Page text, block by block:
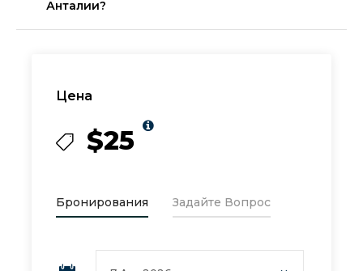
Цена
$25
Бронирования Задайте Вопрос
Анталии?